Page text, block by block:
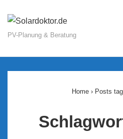
Zum
InhaltPV-Planung & Beratung
Home › Posts